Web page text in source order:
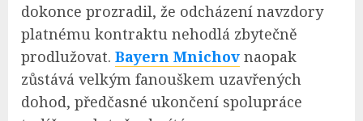
dokonce prozradil, že odcházení navzdory
platnému kontraktu nehodlá zbytečně
prodlužovat. Bayern Mnichov naopak
zůstává velkým fanouškem uzavřených
dohod, předčasné ukončení spolupráce